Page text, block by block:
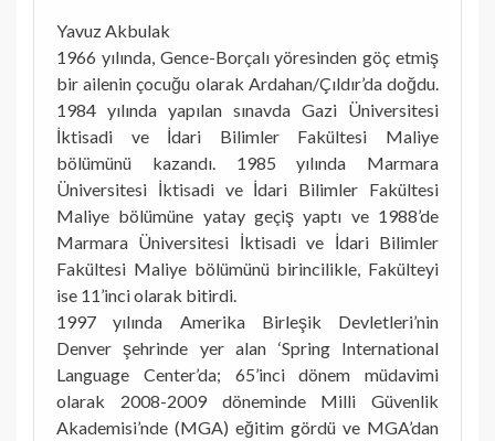
Yavuz Akbulak
1966 yılında, Gence-Borçalı yöresinden göç etmiş
bir ailenin çocuğu olarak Ardahan/Çıldır’da doğdu.
1984 yılında yapılan sınavda Gazi Üniversitesi
İktisadi ve İdari Bilimler Fakültesi Maliye
bölümünü kazandı. 1985 yılında Marmara
Üniversitesi İktisadi ve İdari Bilimler Fakültesi
Maliye bölümüne yatay geçiş yaptı ve 1988’de
Marmara Üniversitesi İktisadi ve İdari Bilimler
Fakültesi Maliye bölümünü birincilikle, Fakülteyi
ise 11’inci olarak bitirdi.
1997 yılında Amerika Birleşik Devletleri’nin
Denver şehrinde yer alan ‘Spring International
Language Center’da; 65’inci dönem müdavimi
olarak 2008-2009 döneminde Milli Güvenlik
Akademisi’nde (MGA) eğitim gördü ve MGA’dan